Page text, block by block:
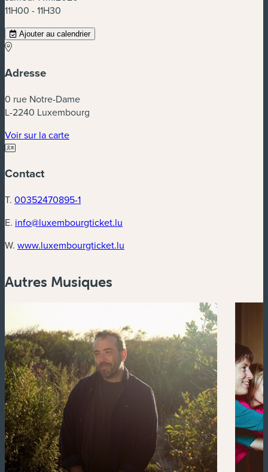
11H00 - 11H30
Ajouter au calendrier
Adresse
0 rue Notre-Dame
L-2240 Luxembourg
Voir sur la carte(nouvelle fenêtre)
Contact
T. 00352470895-1
E. info@luxembourgticket.lu
W. www.luxembourgticket.lu
Autres Musiques